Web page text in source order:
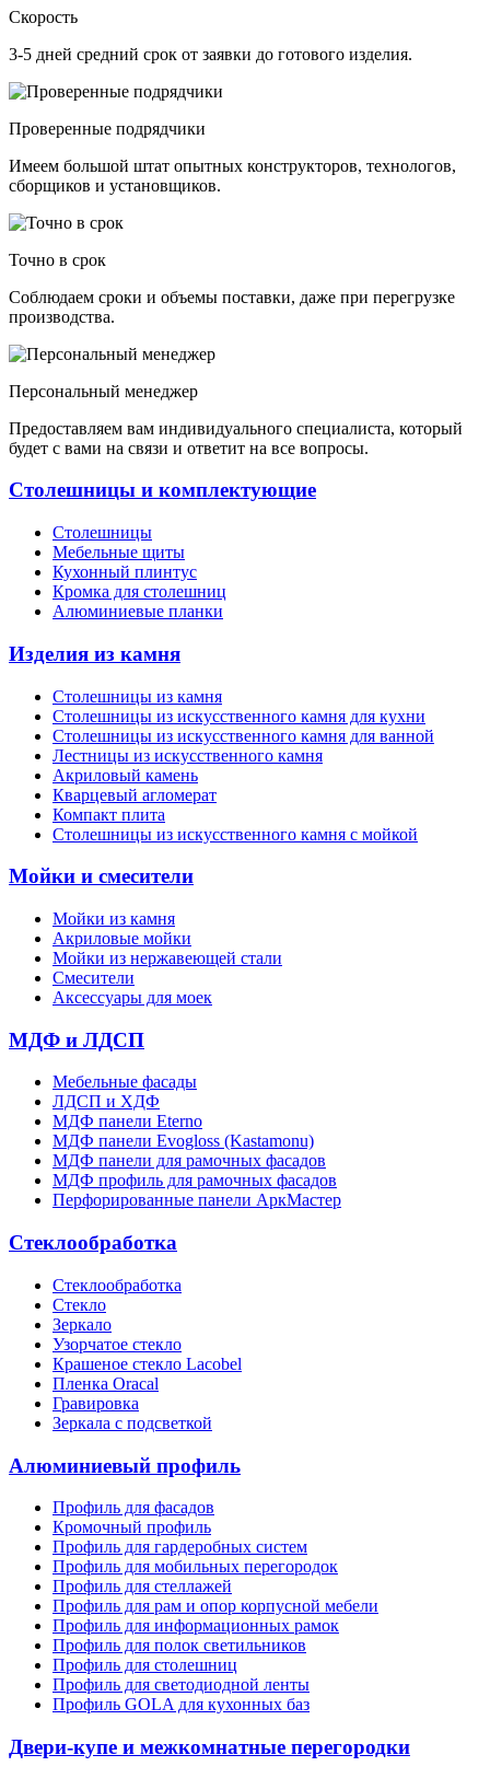
Скорость
3-5 дней средний срок от заявки до готового изделия.
Проверенные подрядчики
Имеем большой штат опытных конструкторов, технологов,
сборщиков и установщиков.
Точно в срок
Соблюдаем сроки и объемы поставки, даже при перегрузке
производства.
Персональный менеджер
Предоставляем вам индивидуального специалиста, который
будет с вами на связи и ответит на все вопросы.
Столешницы и комплектующие
Столешницы
Мебельные щиты
Кухонный плинтус
Кромка для столешниц
Алюминиевые планки
Изделия из камня
Столешницы из камня
Cтолешницы из искусственного камня для кухни
Cтолешницы из искусственного камня для ванной
Лестницы из искусственного камня
Акриловый камень
Кварцевый агломерат
Компакт плита
Столешницы из искусственного камня с мойкой
Мойки и смесители
Мойки из камня
Акриловые мойки
Мойки из нержавеющей стали
Смесители
Аксессуары для моек
МДФ и ЛДСП
Мебельные фасады
ЛДСП и ХДФ
МДФ панели Eterno
МДФ панели Evogloss (Kastamonu)
МДФ панели для рамочных фасадов
МДФ профиль для рамочных фасадов
Перфорированные панели АркМастер
Стеклообработка
Стеклообработка
Стекло
Зеркало
Узорчатое стекло
Крашеное стекло Lacobel
Пленка Oracal
Гравировка
Зеркала с подсветкой
Алюминиевый профиль
Профиль для фасадов
Кромочный профиль
Профиль для гардеробных систем
Профиль для мобильных перегородок
Профиль для стеллажей
Профиль для рам и опор корпусной мебели
Профиль для информационных рамок
Профиль для полок светильников
Профиль для столешниц
Профиль для светодиодной ленты
Профиль GOLA для кухонных баз
Двери-купе и межкомнатные перегородки